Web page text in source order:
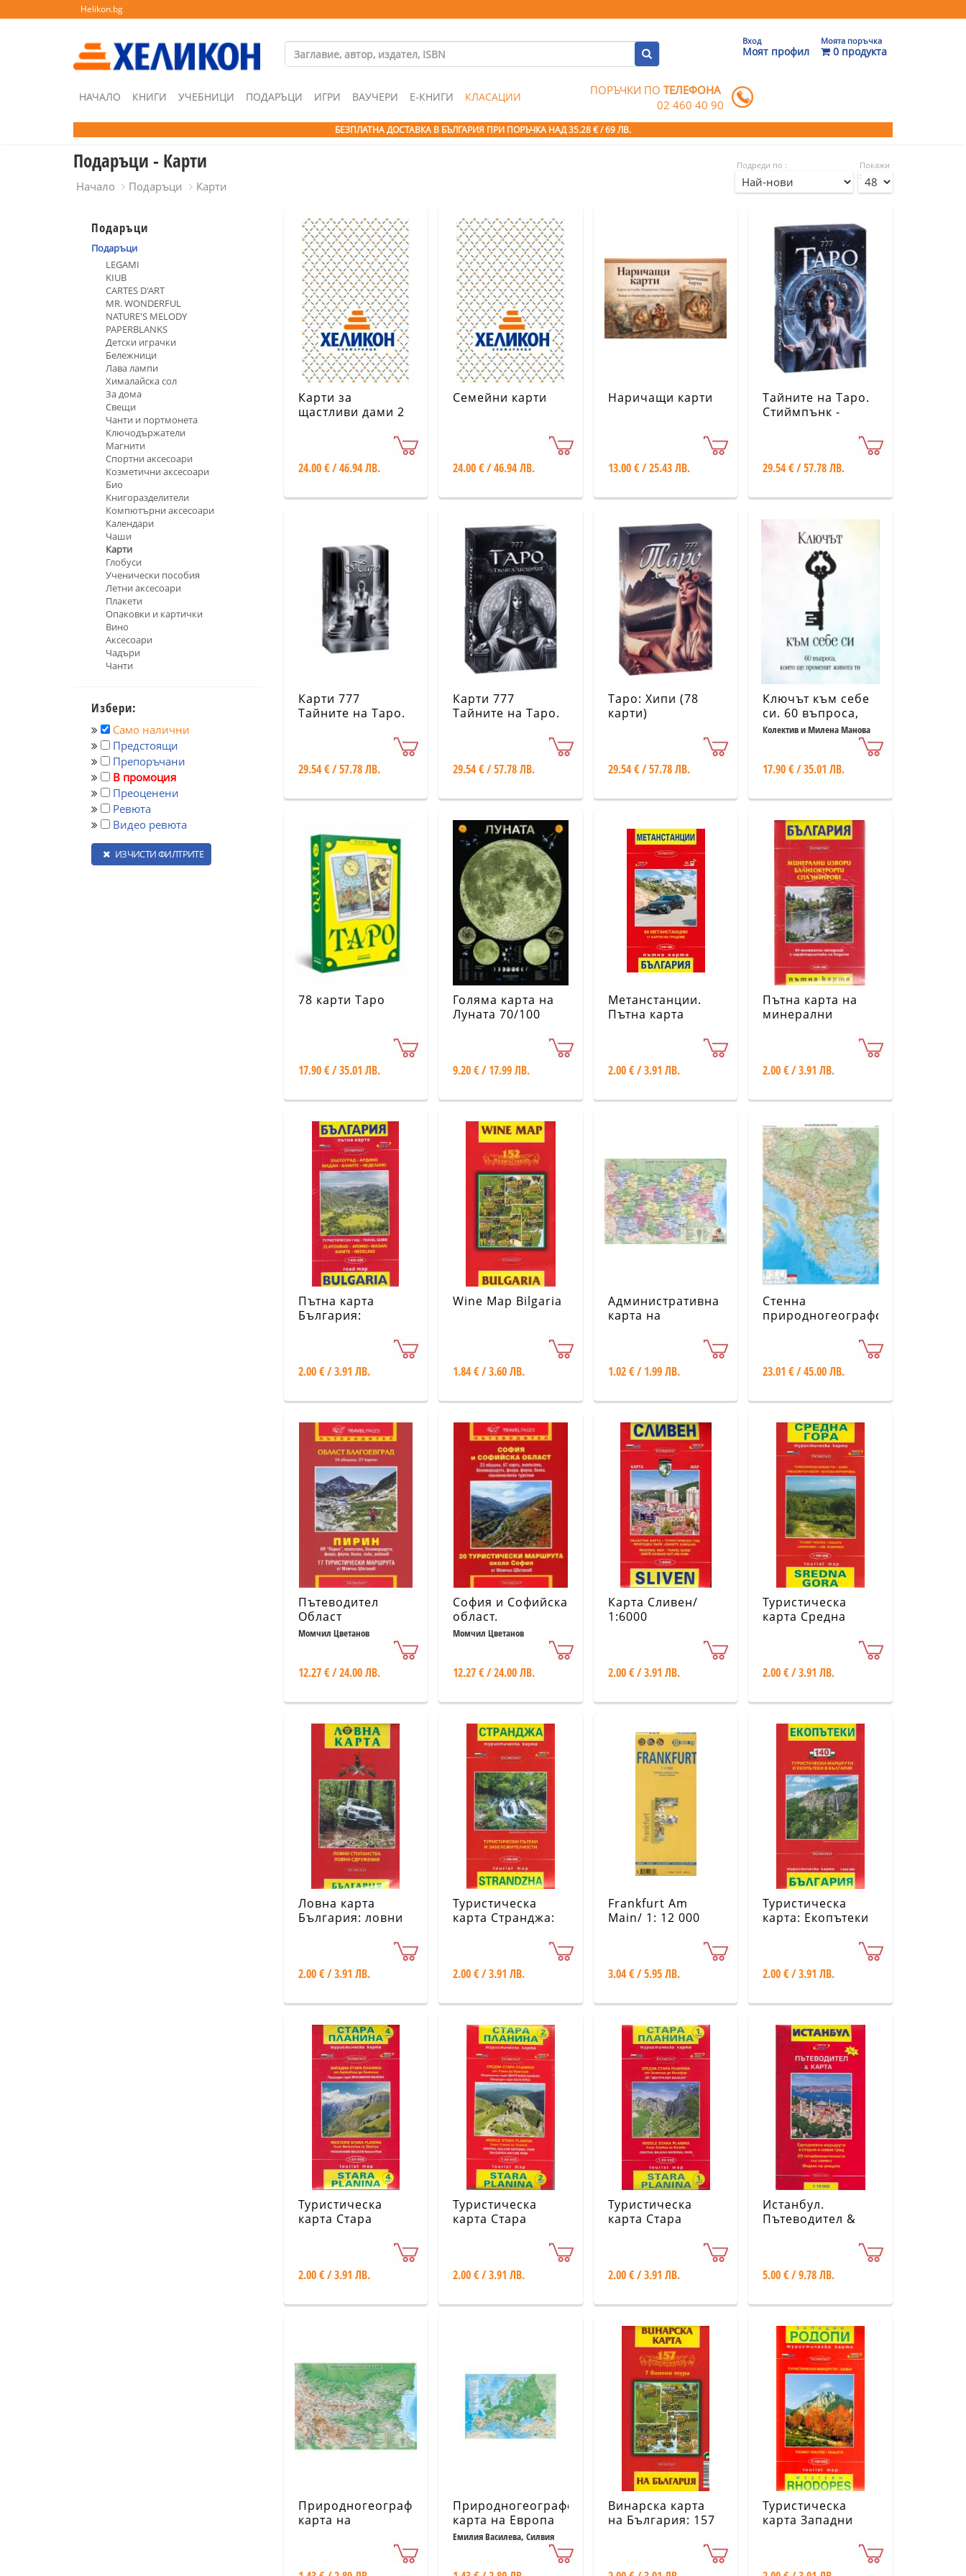
Helikon.bg
Вход
Моят профил
Моята поръчка
0 продукта
НАЧАЛО КНИГИ УЧЕБНИЦИ ПОДАРЪЦИ ИГРИ ВАУЧЕРИ Е-КНИГИ КЛАСАЦИИ ПОРЪЧКИ ПОТЕЛЕФОНА
02 460 40 90
БЕЗПЛАТНА ДОСТАВКА В БЪЛГАРИЯ ПРИ ПОРЪЧКА НАД 35.28 € / 69 ЛВ.
Подаръци - Карти
Начало Подаръци Карти
Подреди по :
Покажи
:
Подаръци
Подаръци
LEGAMI
KIUB
CARTES D'ART
MR. WONDERFUL
NATURE'S MELODY
PAPERBLANKS
Детски играчки
Бележници
Лава лампи
Хималайска сол
За дома
Свещи
Чанти и портмонета
Ключодържатели
Магнити
Спортни аксесоари
Козметични аксесоари
Био
Книгоразделители
Компютърни аксесоари
Календари
Чаши
Карти
Глобуси
Ученически пособия
Летни аксесоари
Плакети
Опаковки и картички
Вино
Аксесоари
Чадъри
Чанти
Избери:
Само налични
Предстоящи
Препоръчани
В промоция
Преоценени
Ревюта
Видео ревюта
ИЗЧИСТИ ФИЛТРИТЕ
Карти за
щастливи дами 2
24.00 € / 46.94 ЛВ.
Семейни карти
24.00 € / 46.94 ЛВ.
Наричащи карти
13.00 € / 25.43 ЛВ.
Тайните на Таро.
Стиймпънк -
29.54 € / 57.78 ЛВ.
Карти 777
Тайните на Таро.
29.54 € / 57.78 ЛВ.
Карти 777
Тайните на Таро.
29.54 € / 57.78 ЛВ.
Таро: Хипи (78
карти)
29.54 € / 57.78 ЛВ.
Ключът към себе
си. 60 въпроса,
които ще
променят живота
Колектив и Милена Манова
17.90 € / 35.01 ЛВ.
78 карти Таро
17.90 € / 35.01 ЛВ.
Голяма карта на
Луната 70/100
9.20 € / 17.99 ЛВ.
Метанстанции.
Пътна карта
2.00 € / 3.91 ЛВ.
Пътна карта на
минерални
балнеокурорти и
България
2.00 € / 3.91 ЛВ.
Пътна карта
България:
Ардино. Мадан.
Баните. Неделино
2.00 € / 3.91 ЛВ.
Wine Map Bilgaria
1.84 € / 3.60 ЛВ.
Административна
карта на
1.02 € / 1.99 ЛВ.
Стенна
природногеографска
Мащаб 1:1 200
23.01 € / 45.00 ЛВ.
Пътеводител
Област
Благоевград.
Момчил Цветанов
12.27 € / 24.00 ЛВ.
София и Софийска
област.
Пътеводител (20
София)
Момчил Цветанов
12.27 € / 24.00 ЛВ.
Карта Сливен/
1:6000
2.00 € / 3.91 ЛВ.
Туристическа
карта Средна
2.00 € / 3.91 ЛВ.
Ловна карта
България: ловни
2.00 € / 3.91 ЛВ.
Туристическа
карта Странджа:
забележителности
2.00 € / 3.91 ЛВ.
Frankfurt Am
Main/ 1: 12 000
3.04 € / 5.95 ЛВ.
Туристическа
карта: Екопътеки
България)
2.00 € / 3.91 ЛВ.
Туристическа
карта Стара
Берковица до
2.00 € / 3.91 ЛВ.
Туристическа
карта Стара
планина 1:50 000
2.00 € / 3.91 ЛВ.
Туристическа
карта Стара
2.00 € / 3.91 ЛВ.
Истанбул.
Пътеводител &
5.00 € / 9.78 ЛВ.
Природногеографска
карта на
Природногеографска
карта на Европа
М 1: 22 000 000
Емилия Василева, Силвия
Винарска карта
на България: 157
Туристическа
карта Западни